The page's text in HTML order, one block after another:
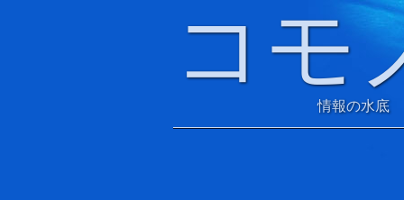
コモ
情報の水底